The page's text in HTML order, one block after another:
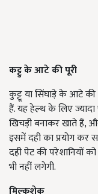
कट्टुकेआटेकीपूरी
कुट्टू या सिंघाड़े के आटे
हैं. यह हेल्थ के लिए
खिचड़ी बनाकर खाते हैं,
इसमें दही का प्रयोग कर
दही पेट की परेशानियों
भी नहीं लगेगी.